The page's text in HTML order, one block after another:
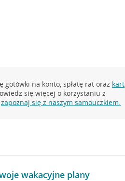
gotówki na konto, spłatę rat oraz kart
się więcej o korzystaniu z
zapoznaj się z naszym samouczkiem.
wakacyjne plany